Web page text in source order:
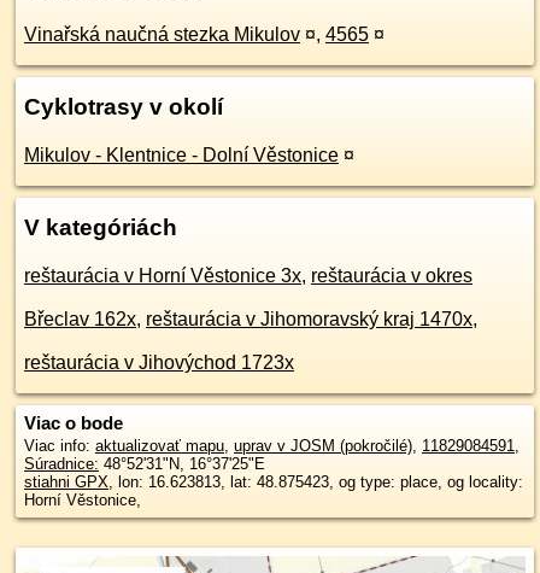
Vinařská naučná stezka Mikulov ¤, 4565 ¤
Cyklotrasy v okolí
Mikulov - Klentnice - Dolní Věstonice ¤
V kategóriách
reštaurácia v Horní Věstonice 3x, reštaurácia v okres
Břeclav 162x, reštaurácia v Jihomoravský kraj 1470x,
reštaurácia v Jihovýchod 1723x
Viac o bode
Viac info: aktualizovať mapu, uprav v JOSM (pokročilé), 11829084591,
Súradnice: 48°52'31"N, 16°37'25"E
stiahni GPX, lon: 16.623813, lat: 48.875423, og type: place, og locality:
Horní Věstonice,